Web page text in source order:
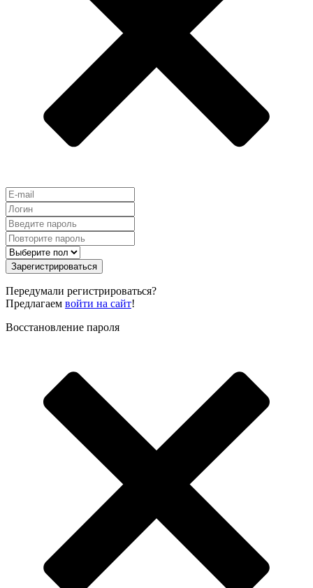
Зарегистрироваться
Передумали регистрироваться?
Предлагаем войти на сайт!
Восстановление пароля